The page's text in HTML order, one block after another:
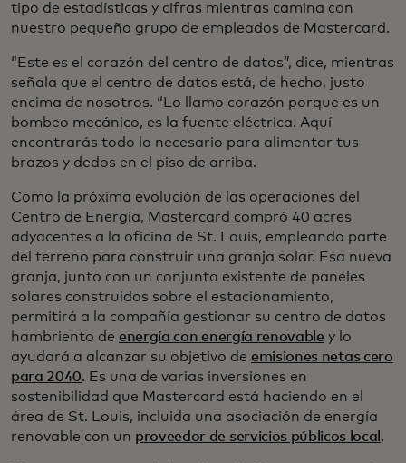
tipo de estadísticas y cifras mientras camina con
nuestro pequeño grupo de empleados de Mastercard.
“Este es el corazón del centro de datos”, dice, mientras
señala que el centro de datos está, de hecho, justo
encima de nosotros. “Lo llamo corazón porque es un
bombeo mecánico, es la fuente eléctrica. Aquí
encontrarás todo lo necesario para alimentar tus
brazos y dedos en el piso de arriba.
Como la próxima evolución de las operaciones del
Centro de Energía, Mastercard compró 40 acres
adyacentes a la oficina de St. Louis, empleando parte
del terreno para construir una granja solar. Esa nueva
granja, junto con un conjunto existente de paneles
solares construidos sobre el estacionamiento,
permitirá a la compañía gestionar su centro de datos
hambriento de energía con energía renovable y lo
ayudará a alcanzar su objetivo de emisiones netas cero
para 2040. Es una de varias inversiones en
sostenibilidad que Mastercard está haciendo en el
área de St. Louis, incluida una asociación de energía
renovable con un proveedor de servicios públicos local .